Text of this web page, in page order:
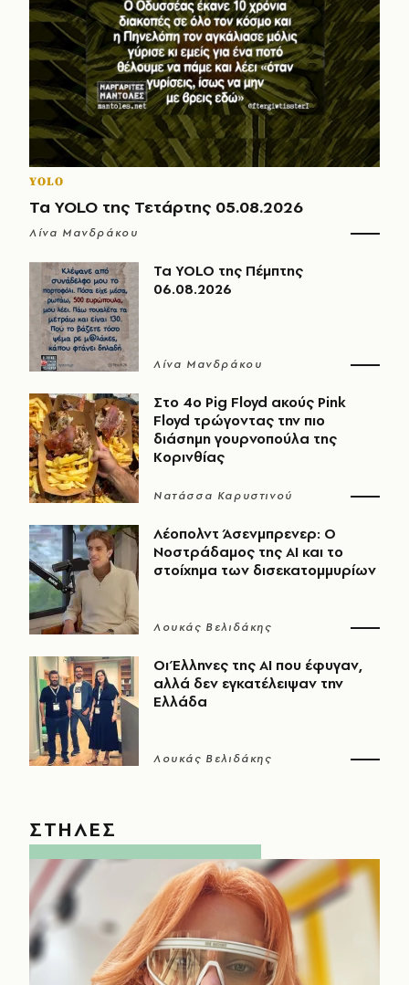
YOLO
Τα YOLO της Τετάρτης 05.08.2026
Λίνα Μανδράκου
Τα YOLO της Πέμπτης
06.08.2026
Λίνα Μανδράκου
Στο 4ο Pig Floyd ακούς Pink
Floyd τρώγοντας την πιο
διάσημη γουρνοπούλα της
Κορινθίας
Νατάσσα Καρυστινού
Λέοπολντ Άσενμπρενερ: Ο
Νοστράδαμος της AI και το
στοίχημα των δισεκατομμυρίων
Λουκάς Βελιδάκης
Οι Έλληνες της ΑΙ που έφυγαν,
αλλά δεν εγκατέλειψαν την
Ελλάδα
Λουκάς Βελιδάκης
ΣΤΗΛΕΣ